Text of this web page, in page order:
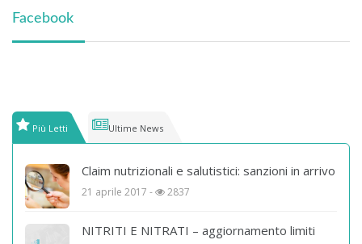
Facebook
Più Letti Ultime News
Claim nutrizionali e salutistici: sanzioni in arrivo
21 aprile 2017 - 2837
NITRITI E NITRATI – aggiornamento limiti